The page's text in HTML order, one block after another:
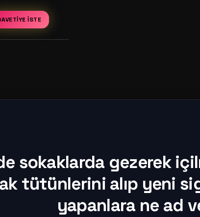
İSTE
sokaklarda gezerek
tütünlerini alıp yeni
yapanlara ne ad